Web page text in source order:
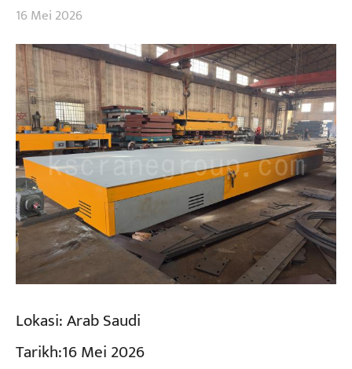
16 Mei 2026
Lokasi:Arab Saudi
Tarikh:16 Mei 2026